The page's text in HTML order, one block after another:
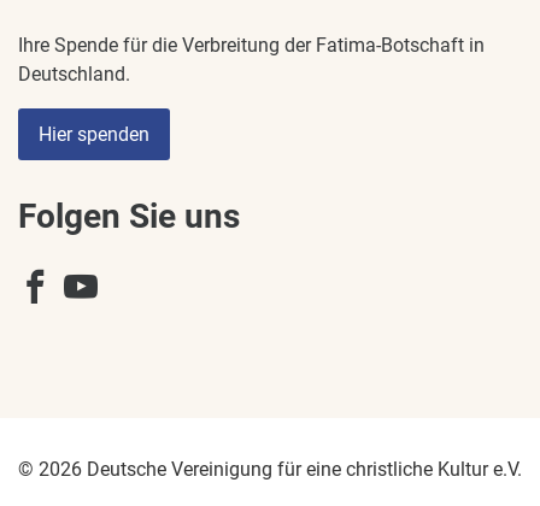
Ihre Spende für die Verbreitung der Fatima-Botschaft in
Deutschland.
Hier spenden
Folgen Sie uns
© 2026 Deutsche Vereinigung für eine christliche Kultur e.V.